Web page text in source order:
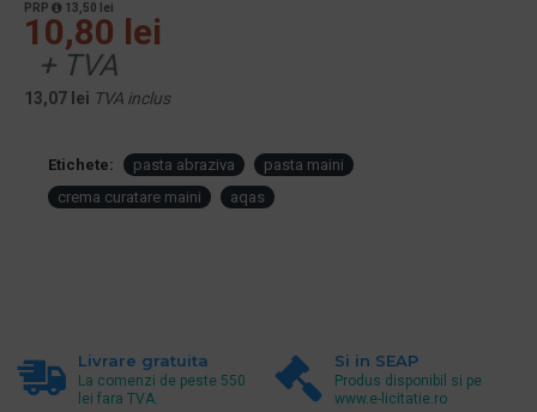
PRP 13,50 lei
10,80 lei
+ TVA
13,07 lei TVA inclus
Etichete: pasta abraziva
pasta maini
crema curatare maini
aqas
Livrare gratuita
La comenzi de peste 550
lei fara TVA.
Si in SEAP
Produs disponibil si pe
www.e-licitatie.ro